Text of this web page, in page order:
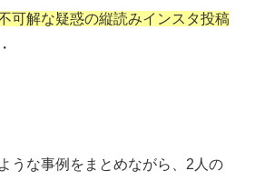
可解な疑惑の縦読みインスタ投稿
うな事例をまとめながら、2人の